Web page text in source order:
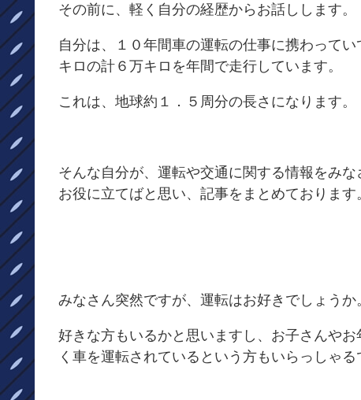
その前に、軽く自分の経歴からお話しします。
自分は、１０年間車の運転の仕事に携わって
キロの計６万キロを年間で走行しています。
これは、地球約１．５周分の長さになります。
そんな自分が、運転や交通に関する情報をみ
お役に立てばと思い、記事をまとめております
みなさん突然ですが、運転はお好きでしょうか
好きな方もいるかと思いますし、お子さんや
く車を運転されているという方もいらっしゃる